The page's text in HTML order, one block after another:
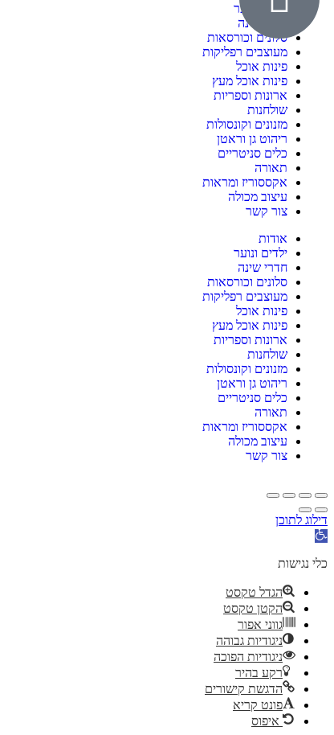
ילדים ונוער
חדרי שינה
סלונים וכורסאות
מעוצבים רפליקות
פינות אוכל
פינות אוכל מעץ
ארונות וספריות
שולחנות
מזנונים וקונסולות
ריהוט גן וראטן
כלים סניטריים
תאורה
אקססוריז ומראות
עיצוב מכולה
צור קשר
אודות
ילדים ונוער
חדרי שינה
סלונים וכורסאות
מעוצבים רפליקות
פינות אוכל
פינות אוכל מעץ
ארונות וספריות
שולחנות
מזנונים וקונסולות
ריהוט גן וראטן
כלים סניטריים
תאורה
אקססוריז ומראות
עיצוב מכולה
צור קשר
דילוג לתוכן
פתח
נגישות
כלי נגישות
הגדל טקסט
הקטן טקסט
גווני אפור
ניגודיות גבוהה
ניגודיות הפוכה
רקע בהיר
הדגשת קישורים
פונט קריא
איפוס